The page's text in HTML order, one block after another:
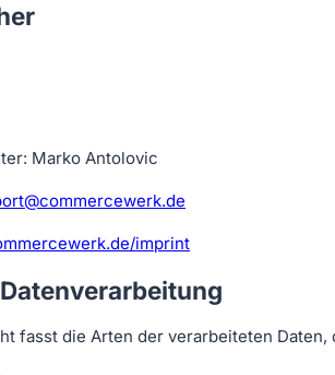
Marko Antolovic
imprint
fasst die Arten der verarbeiteten